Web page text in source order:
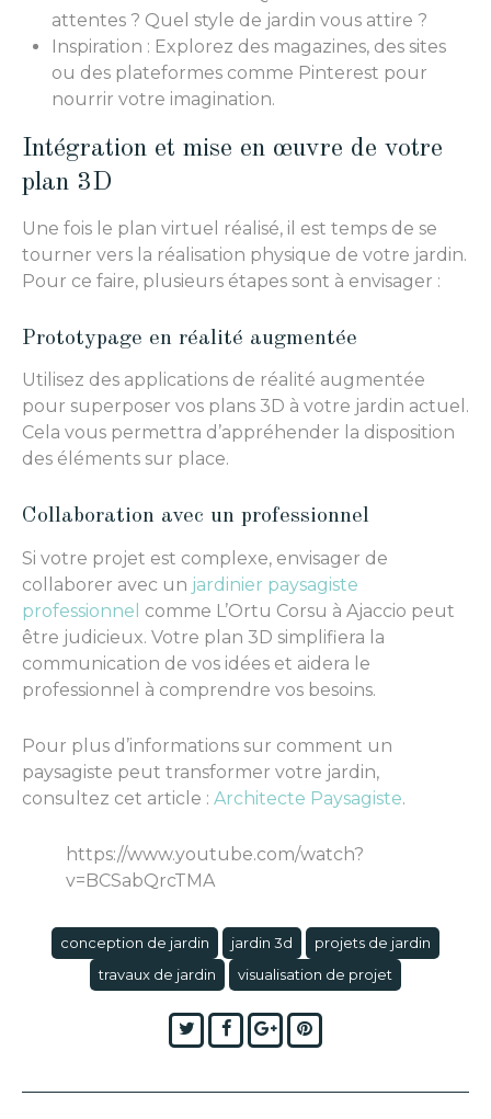
attentes ? Quel style de jardin vous attire ?
Inspiration : Explorez des magazines, des sites
ou des plateformes comme Pinterest pour
nourrir votre imagination.
Intégration et mise en œuvre de votre
plan 3D
Une fois le plan virtuel réalisé, il est temps de se
tourner vers la réalisation physique de votre jardin.
Pour ce faire, plusieurs étapes sont à envisager :
Prototypage en réalité augmentée
Utilisez des applications de réalité augmentée
pour superposer vos plans 3D à votre jardin actuel.
Cela vous permettra d’appréhender la disposition
des éléments sur place.
Collaboration avec un professionnel
Si votre projet est complexe, envisager de
collaborer avec un jardinier paysagiste
professionnel comme L’Ortu Corsu à Ajaccio peut
être judicieux. Votre plan 3D simplifiera la
communication de vos idées et aidera le
professionnel à comprendre vos besoins.
Pour plus d’informations sur comment un
paysagiste peut transformer votre jardin,
consultez cet article : Architecte Paysagiste.
https://www.youtube.com/watch?
v=BCSabQrcTMA
conception de jardin jardin 3d
projets de jardin
travaux de jardin
visualisation de projet
TwitterFacebook
Google+Pinterest